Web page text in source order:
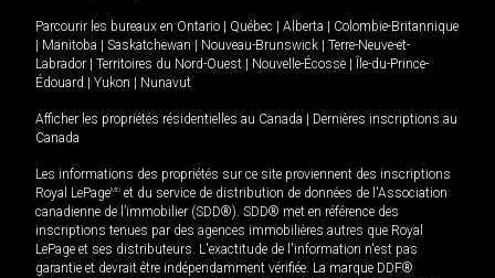
Parcourir les bureaux en Ontario Québec Alberta
Colombie-Britannique
Manitoba Saskatchewan Nouveau-Brunswick
Terre-Neuve-et-
Labrador
Territoires du Nord-Ouest Nouvelle-Écosse
Île-du-Prince-
Édouard
Yukon Nunavut
Afficher les propriétés résidentielles au Canada
Dernières inscriptions au
Canada
Les informations des propriétés sur ce site proviennent des inscriptions
Royal LePageMD et du service de distribution de données de l'Association
canadienne de l’immobilier (SDD®). SDD® met en référence des
inscriptions tenues par des agences immobilières autres que Royal
LePage et ses distributeurs. L'exactitude de l'information n'est pas
garantie et devrait être indépendamment vérifiée. La marque DDF®